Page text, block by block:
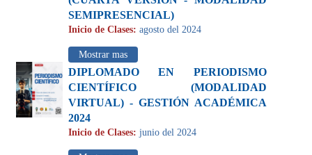
SEMIPRESENCIAL)
Inicio de Clases: agosto del 2024
Mostrar mas
DIPLOMADO EN PERIODISMO
CIENTÍFICO (MODALIDAD
VIRTUAL) - GESTIÓN ACADÉMICA
2024
Inicio de Clases: junio del 2024